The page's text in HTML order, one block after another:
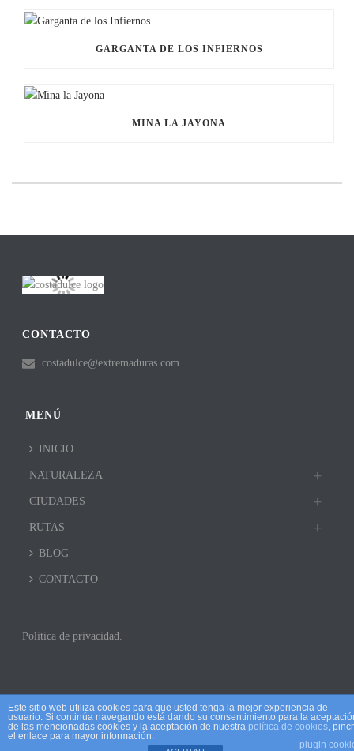
GARGANTA DE LOS INFIERNOS
MINA LA JAYONA
CONTACTO
costadulce@extremaduras.com
MENÚ
INICIO
NATURALEZA
CIUDADES
RUTAS
BLOG
CONTACTO
Politica de privacidad.
Este sitio web utiliza cookies para que usted tenga la mejor experiencia de
usuario. Si continúa navegando está dando su consentimiento para la
de las mencionadas cookies y la aceptación de nuestra política de cookies,
el enlace para mayor información.
plugin